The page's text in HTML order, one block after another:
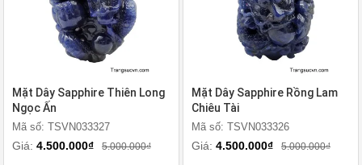
Mặt Dây Sapphire Thiên Long
Ngọc Ấn
Mã số: TSVN033327
Giá: 4.500.000₫ 5.000.000₫
Mặt Dây Sapphire Rồng Lam
Chiêu Tài
Mã số: TSVN033326
Giá: 4.500.000₫ 5.000.000₫